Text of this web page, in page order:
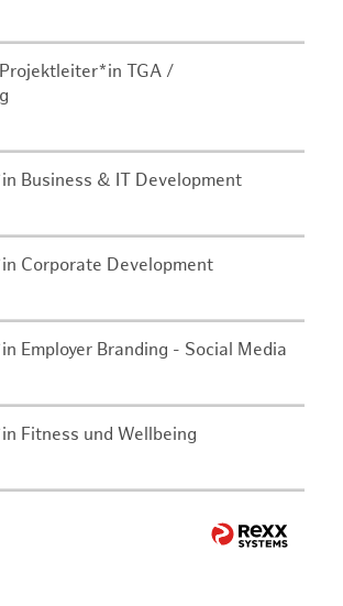
TGA /
Business & IT Development
Corporate Development
Employer Branding - Social Media
Fitness und Wellbeing